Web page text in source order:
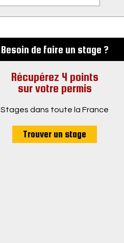
Besoin de faire un stage ?
Récupérez 4 points
sur votre permis
Stages dans toute la France
Trouver un stage